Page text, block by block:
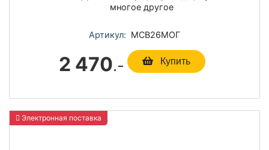
многое другое
Артикул: МСВ26МОГ
2 470.- Купить
Электронная поставка